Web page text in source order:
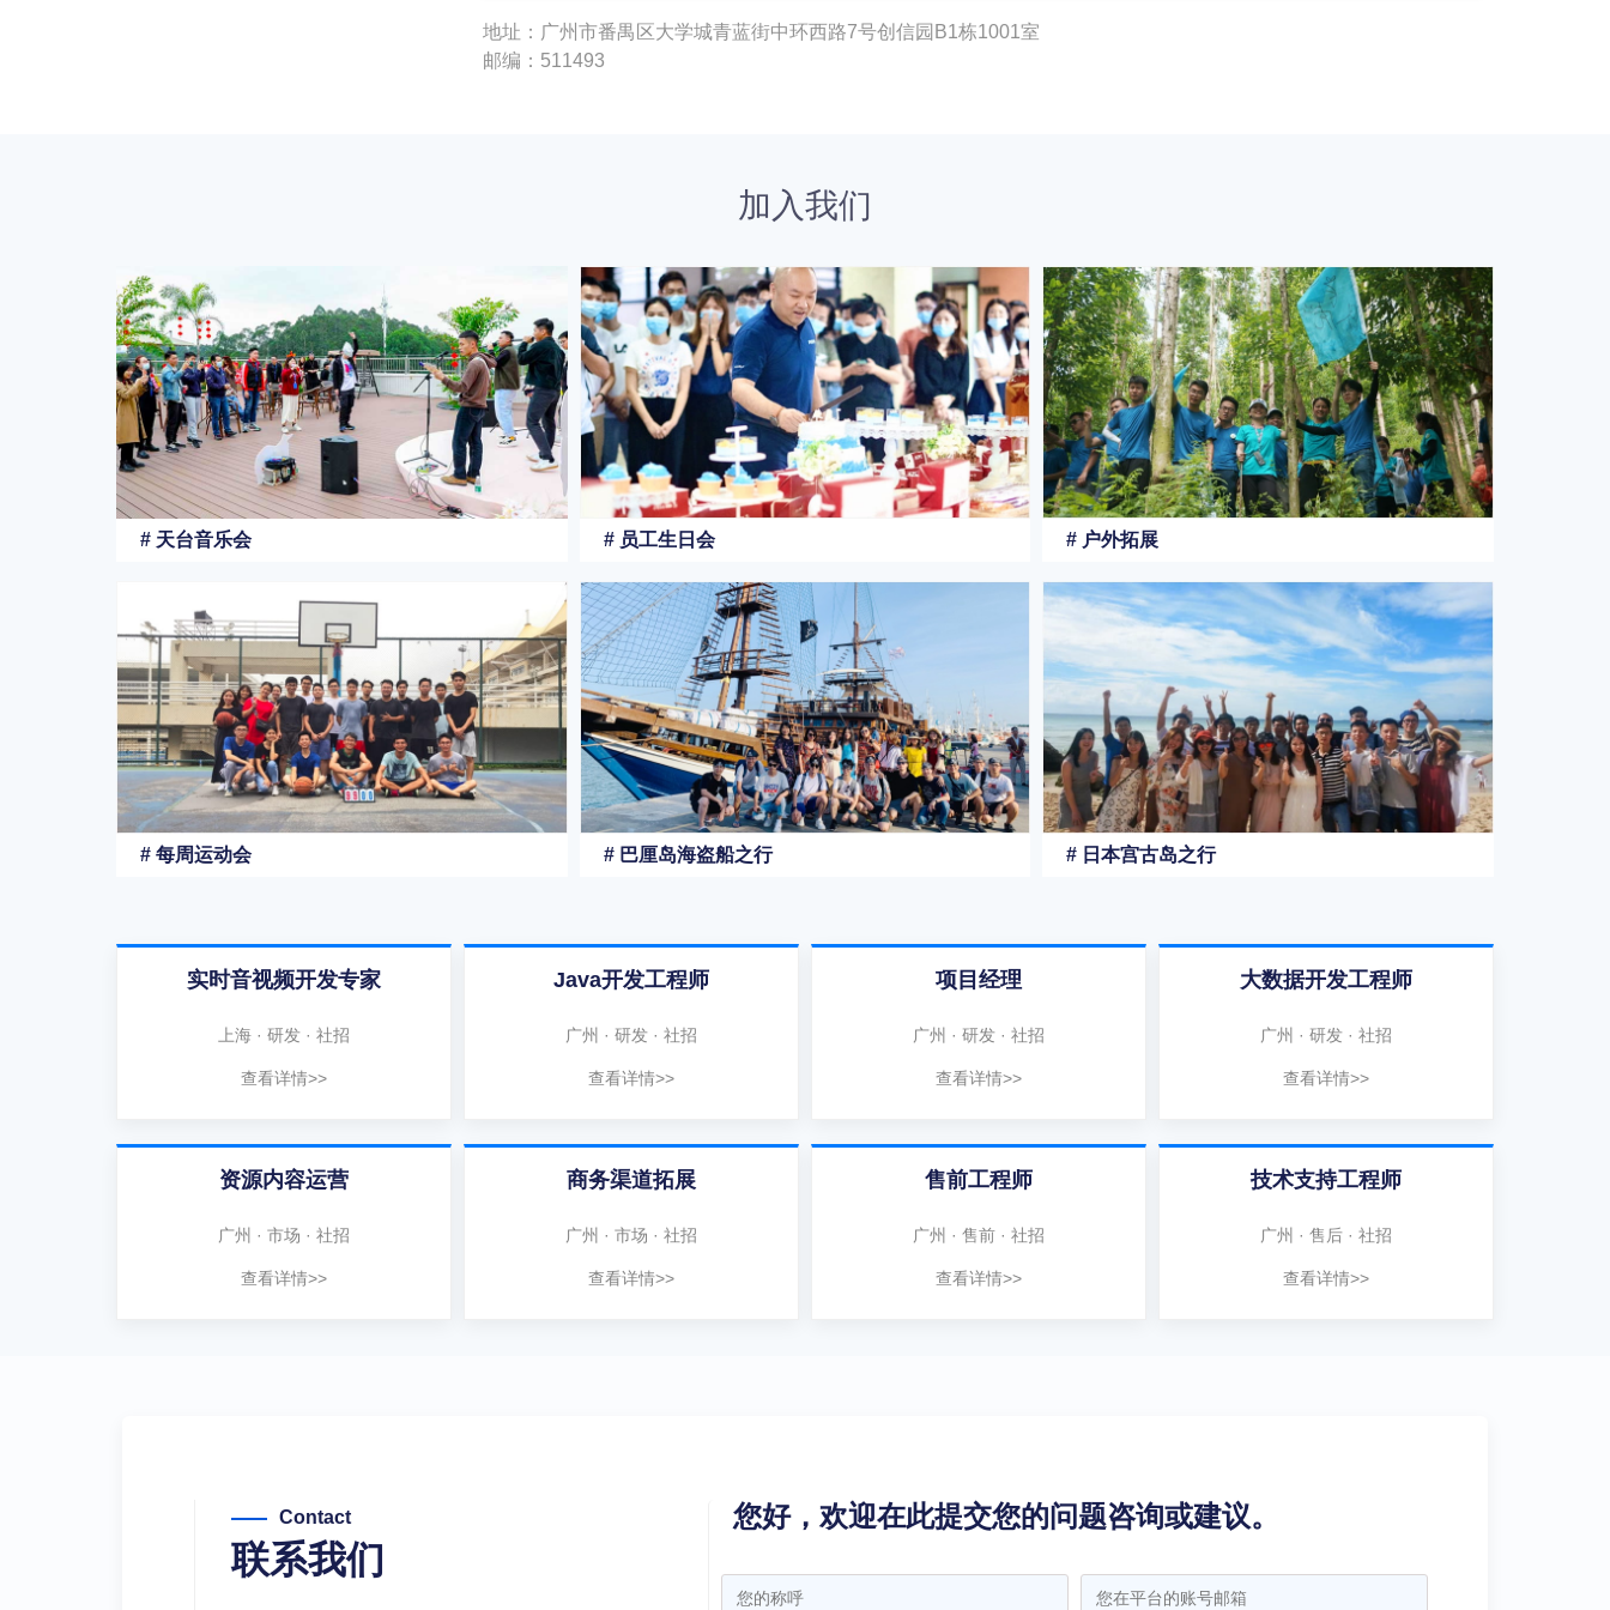
地址：广州市番禺区大学城青蓝街中环西路7号创信园B1栋1001室
邮编：511493
加入我们
# 天台音乐会 # 员工生日会 # 户外拓展
# 每周运动会 # 巴厘岛海盗船之行 # 日本宫古岛之行
实时音视频开发专家
上海 · 研发 · 社招
查看详情>>
Java开发工程师
广州 · 研发 · 社招
查看详情>>
项目经理
广州 · 研发 · 社招
查看详情>>
大数据开发工程师
广州 · 研发 · 社招
查看详情>>
资源内容运营
广州 · 市场 · 社招
查看详情>>
商务渠道拓展
广州 · 市场 · 社招
查看详情>>
售前工程师
广州 · 售前 · 社招
查看详情>>
技术支持工程师
广州 · 售后 · 社招
查看详情>>
Contact
联系我们
您好，欢迎在此提交您的问题咨询或建议。